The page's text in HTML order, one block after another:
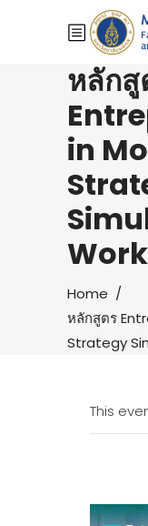
หลักสู
in
Home /
หลักสูตร
Strategy
This